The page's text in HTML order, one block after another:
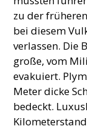
zu der
bei diesem
verlassen. Die
große, vom
evakuiert.
Meter dicke
bedeckt.